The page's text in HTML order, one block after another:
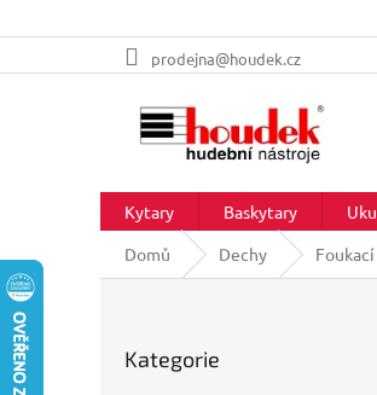
na
prodejna@houdek.cz
Kytary Baskytary
Domů
Dechy
kategorie
Kategorie